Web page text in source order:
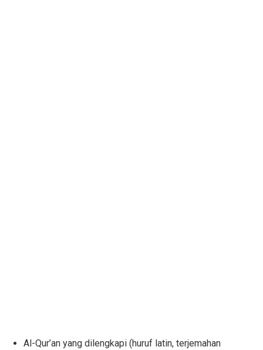
Al-Qur’an yang dilengkapi (huruf latin, terjemahan